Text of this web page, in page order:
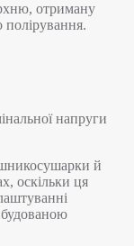
отриману
напруги
й
оскільки ця